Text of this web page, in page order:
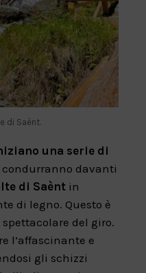
di Saènt.
una serie di
condurranno davanti
di Saènt in
di legno. Questo è
del giro.
l’affascinante e
gli schizzi